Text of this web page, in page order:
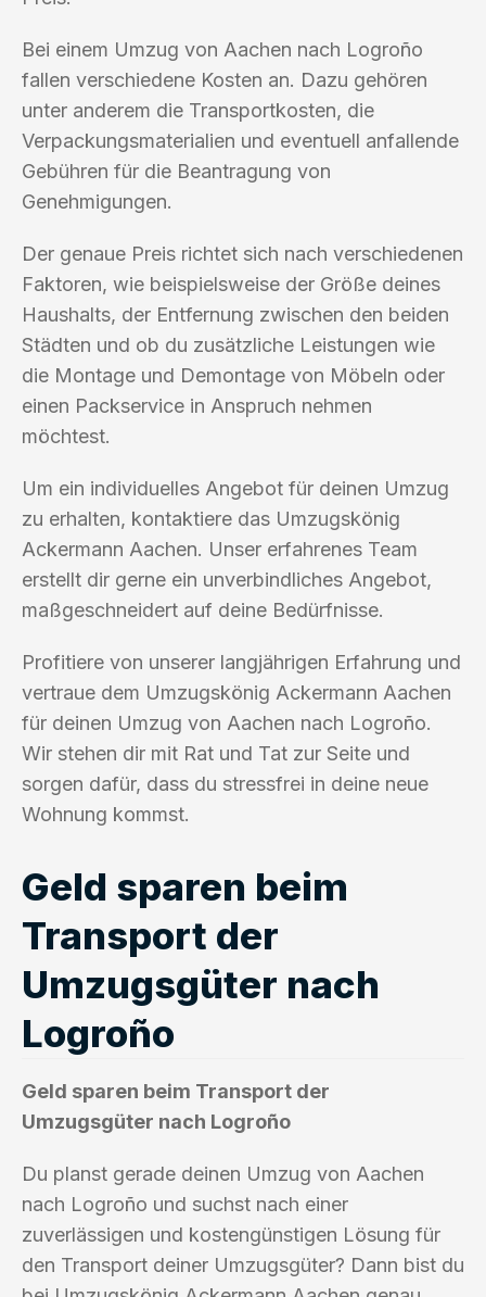
Bei einem Umzug von Aachen nach Logroño
fallen verschiedene Kosten an. Dazu gehören
unter anderem die Transportkosten, die
Verpackungsmaterialien und eventuell anfallende
Gebühren für die Beantragung von
Genehmigungen.
Der genaue Preis richtet sich nach verschiedenen
Faktoren, wie beispielsweise der Größe deines
Haushalts, der Entfernung zwischen den beiden
Städten und ob du zusätzliche Leistungen wie
die Montage und Demontage von Möbeln oder
einen Packservice in Anspruch nehmen
möchtest.
Um ein individuelles Angebot für deinen Umzug
zu erhalten, kontaktiere das Umzugskönig
Ackermann Aachen. Unser erfahrenes Team
erstellt dir gerne ein unverbindliches Angebot,
maßgeschneidert auf deine Bedürfnisse.
Profitiere von unserer langjährigen Erfahrung und
vertraue dem Umzugskönig Ackermann Aachen
für deinen Umzug von Aachen nach Logroño.
Wir stehen dir mit Rat und Tat zur Seite und
sorgen dafür, dass du stressfrei in deine neue
Wohnung kommst.
Geld sparen beim
Transport der
Umzugsgüter nach
Logroño
Geld sparen beim Transport der
Umzugsgüter nach Logroño
Du planst gerade deinen Umzug von Aachen
nach Logroño und suchst nach einer
zuverlässigen und kostengünstigen Lösung für
den Transport deiner Umzugsgüter? Dann bist du